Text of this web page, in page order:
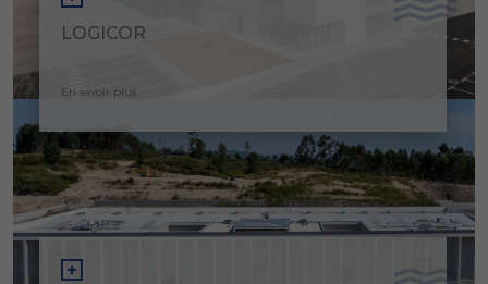
LOGICOR
En savoir plus